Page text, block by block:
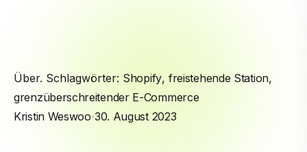
Über. Schlagwörter: Shopify, freistehende Station,
grenzüberschreitender E-Commerce
Kristin Weswoo 30. August 2023